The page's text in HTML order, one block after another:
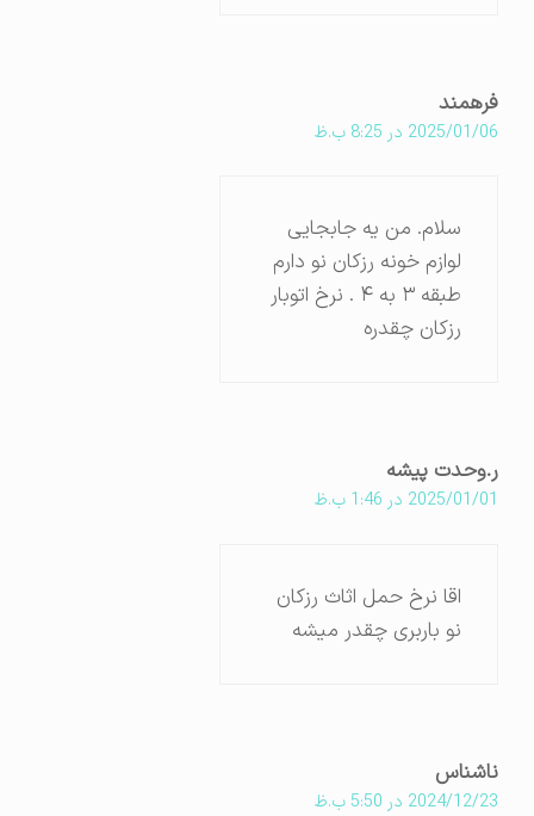
فرهمند
2025/01/06 در 8:25 ب.ظ
سلام. من یه جابجایی
لوازم خونه رزکان نو دارم
طبقه ۳ به ۴ . نرخ اتوبار
رزکان چقدره
ر.وحدت پیشه
2025/01/01 در 1:46 ب.ظ
اقا نرخ حمل اثاث رزکان
نو باربری چقدر میشه
ناشناس
2024/12/23 در 5:50 ب.ظ